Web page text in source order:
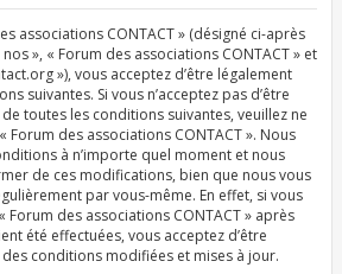
associations CONTACT » (désigné ci-après
», « Forum des associations CONTACT » et
»), vous acceptez d’être légalement
suivantes. Si vous n’acceptez pas d’être
toutes les conditions suivantes, veuillez ne
Forum des associations CONTACT ». Nous
à n’importe quel moment et nous
de ces modifications, bien que nous vous
par vous-même. En effet, si vous
des associations CONTACT » après
été effectuées, vous acceptez d’être
conditions modifiées et mises à jour.